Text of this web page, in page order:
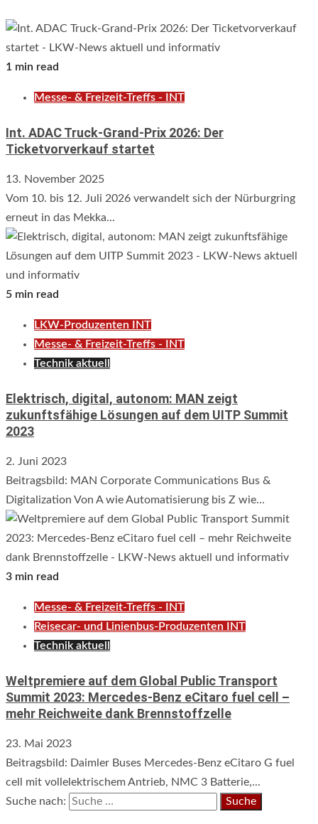
1 min read
Messe- & Freizeit-Treffs - INT
Int. ADAC Truck-Grand-Prix 2026: Der
Ticketvorverkauf startet
13. November 2025
Vom 10. bis 12. Juli 2026 verwandelt sich der Nürburgring
erneut in das Mekka...
5 min read
LKW-Produzenten INT
Messe- & Freizeit-Treffs - INT
Technik aktuell
Elektrisch, digital, autonom: MAN zeigt
zukunftsfähige Lösungen auf dem UITP Summit
2023
2. Juni 2023
Beitragsbild: MAN Corporate Communications Bus &
Digitalization Von A wie Automatisierung bis Z wie...
3 min read
Messe- & Freizeit-Treffs - INT
Reisecar- und Linienbus-Produzenten INT
Technik aktuell
Weltpremiere auf dem Global Public Transport
Summit 2023: Mercedes-Benz eCitaro fuel cell –
mehr Reichweite dank Brennstoffzelle
23. Mai 2023
Beitragsbild: Daimler Buses Mercedes-Benz eCitaro G fuel
cell mit vollelektrischem Antrieb, NMC 3 Batterie,...
Suche nach: